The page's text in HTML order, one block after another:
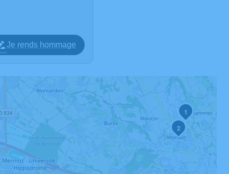
Je rends hommage
1
2